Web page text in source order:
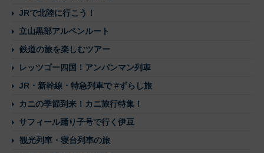
JRで北陸に行こう！
立山黒部アルペンルート
鉄道の旅を楽しむツアー
レッツゴー四国！アンパンマン列車
JR・新幹線・特急列車で #ずらし旅
カニの季節到来！カニ旅行特集！
サフィール踊り子号で行く伊豆
観光列車・寝台列車の旅